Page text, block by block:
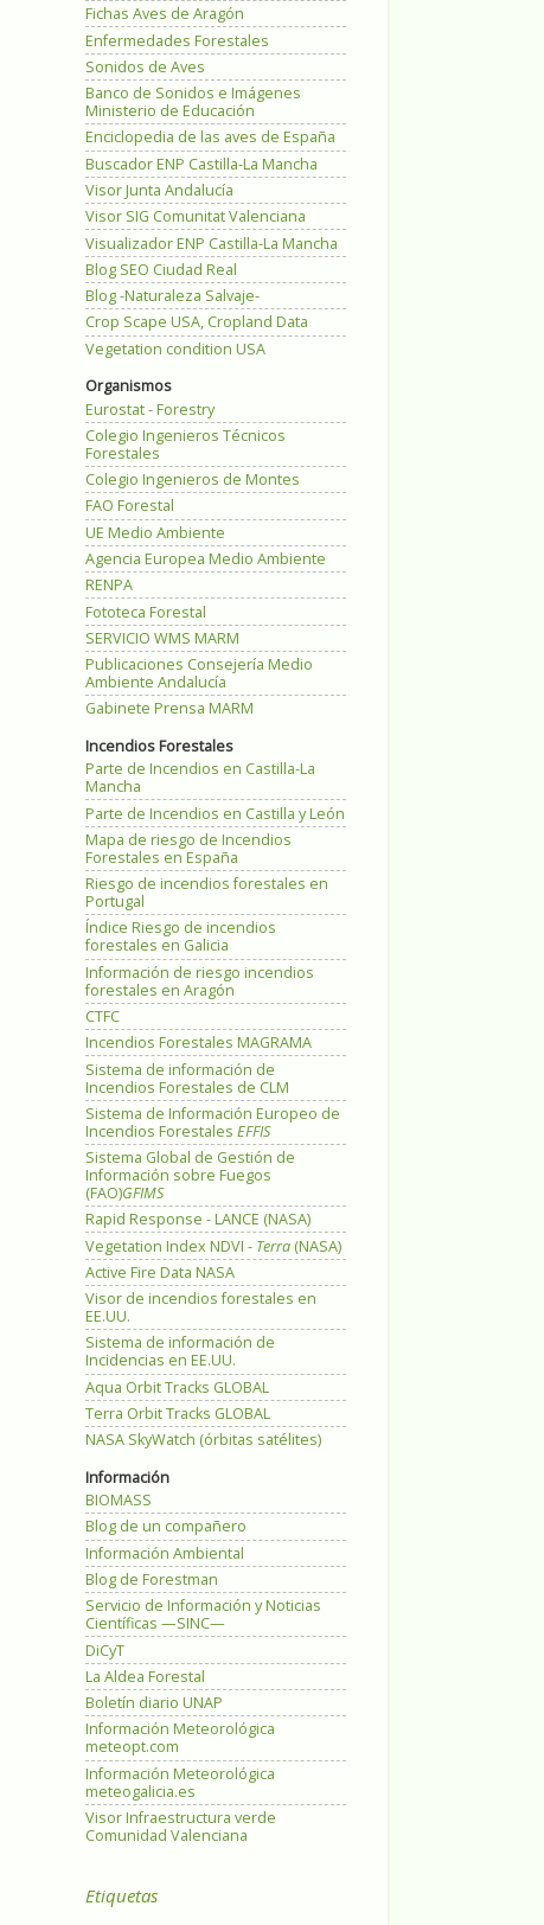
Fichas Aves de Aragón
Enfermedades Forestales
Sonidos de Aves
Banco de Sonidos e Imágenes
Ministerio de Educación
Enciclopedia de las aves de España
Buscador ENP Castilla-La Mancha
Visor Junta Andalucía
Visor SIG Comunitat Valenciana
Visualizador ENP Castilla-La Mancha
Blog SEO Ciudad Real
Blog -Naturaleza Salvaje-
Crop Scape USA, Cropland Data
Vegetation condition USA
Organismos
Eurostat - Forestry
Colegio Ingenieros Técnicos
Forestales
Colegio Ingenieros de Montes
FAO Forestal
UE Medio Ambiente
Agencia Europea Medio Ambiente
RENPA
Fototeca Forestal
SERVICIO WMS MARM
Publicaciones Consejería Medio
Ambiente Andalucía
Gabinete Prensa MARM
Incendios Forestales
Parte de Incendios en Castilla-La
Mancha
Parte de Incendios en Castilla y León
Mapa de riesgo de Incendios
Forestales en España
Riesgo de incendios forestales en
Portugal
Índice Riesgo de incendios
forestales en Galicia
Información de riesgo incendios
forestales en Aragón
CTFC
Incendios Forestales MAGRAMA
Sistema de información de
Incendios Forestales de CLM
Sistema de Información Europeo de
Incendios Forestales EFFIS
Sistema Global de Gestión de
Información sobre Fuegos
(FAO)GFIMS
Rapid Response - LANCE (NASA)
Vegetation Index NDVI - Terra (NASA)
Active Fire Data NASA
Visor de incendios forestales en
EE.UU.
Sistema de información de
Incidencias en EE.UU.
Aqua Orbit Tracks GLOBAL
Terra Orbit Tracks GLOBAL
NASA SkyWatch (órbitas satélites)
Información
BIOMASS
Blog de un compañero
Información Ambiental
Blog de Forestman
Servicio de Información y Noticias
Científicas —SINC—
DiCyT
La Aldea Forestal
Boletín diario UNAP
Información Meteorológica
meteopt.com
Información Meteorológica
meteogalicia.es
Visor Infraestructura verde
Comunidad Valenciana
Etiquetas